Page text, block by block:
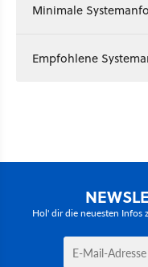
Minimale
Empfohlene
Hol' dir die neuesten Infos